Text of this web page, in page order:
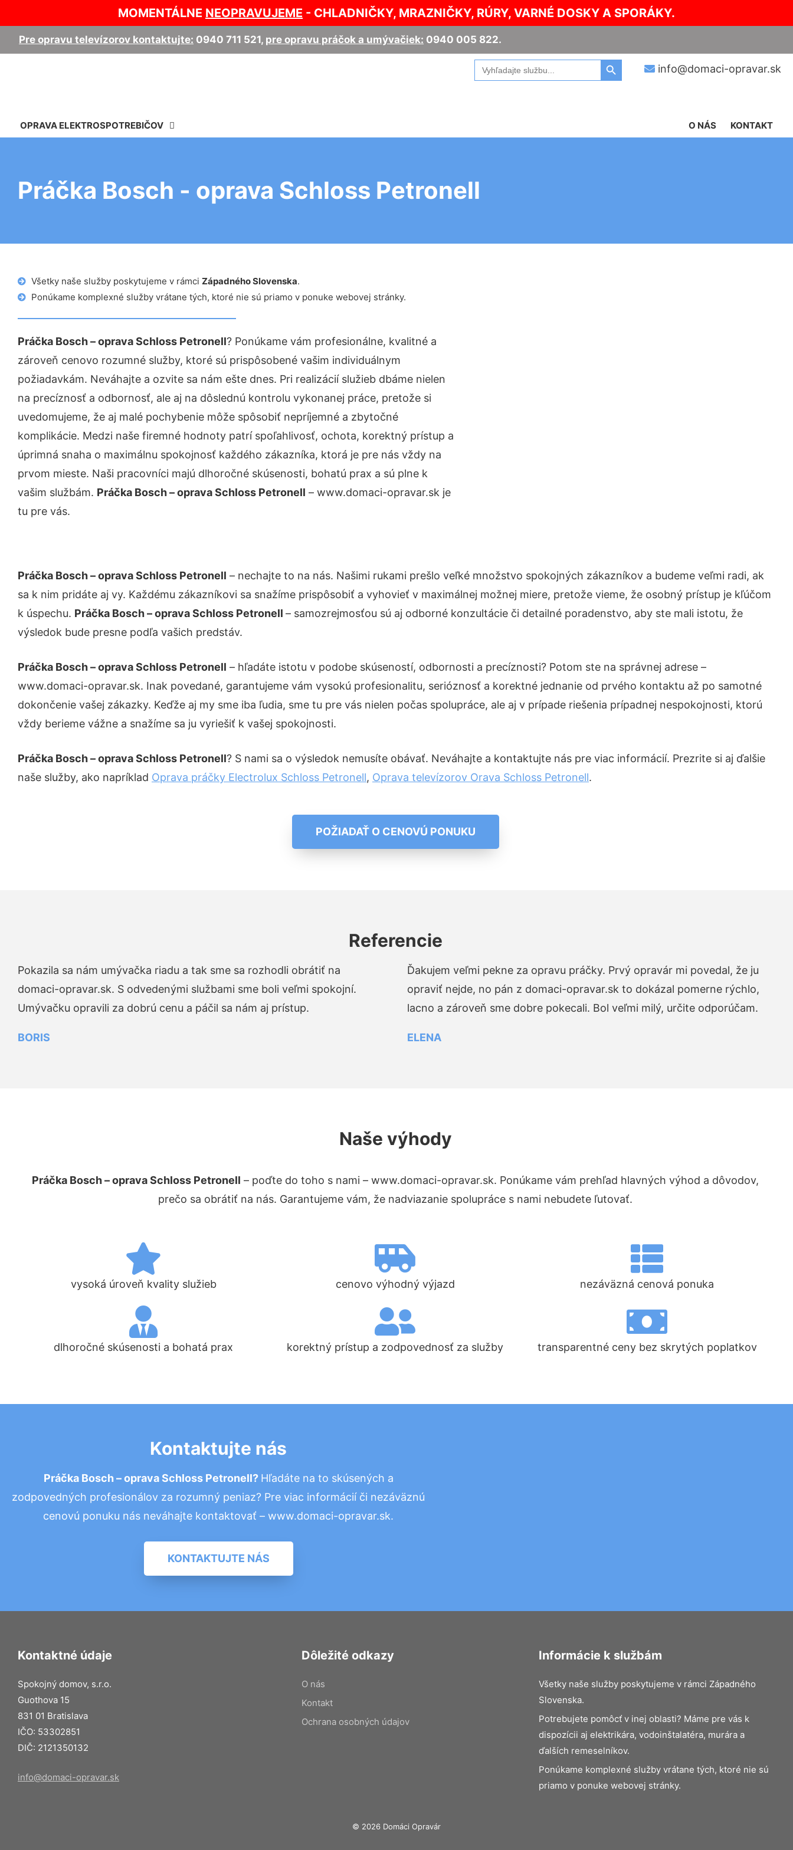
MOMENTÁLNE NEOPRAVUJEME - CHLADNIČKY, MRAZNIČKY, RÚRY, VARNÉ DOSKY A SPORÁKY.
Pre opravu televízorov kontaktujte: 0940 711 521, pre opravu práčok a umývačiek: 0940 005 822.
info@domaci-opravar.sk
Search
for:
Search Button
OPRAVA ELEKTROSPOTREBIČOV KONTAKT
O NÁS
Práčka Bosch - oprava Schloss Petronell
Všetky naše služby poskytujeme v rámci Západného Slovenska.
Ponúkame komplexné služby vrátane tých, ktoré nie sú priamo v ponuke webovej stránky.
Práčka Bosch – oprava Schloss Petronell? Ponúkame vám profesionálne, kvalitné a
zároveň cenovo rozumné služby, ktoré sú prispôsobené vašim individuálnym
požiadavkám. Neváhajte a ozvite sa nám ešte dnes. Pri realizácií služieb dbáme nielen
na precíznosť a odbornosť, ale aj na dôslednú kontrolu vykonanej práce, pretože si
uvedomujeme, že aj malé pochybenie môže spôsobiť nepríjemné a zbytočné
komplikácie. Medzi naše firemné hodnoty patrí spoľahlivosť, ochota, korektný prístup a
úprimná snaha o maximálnu spokojnosť každého zákazníka, ktorá je pre nás vždy na
prvom mieste. Naši pracovníci majú dlhoročné skúsenosti, bohatú prax a sú plne k
vašim službám. Práčka Bosch – oprava Schloss Petronell – www.domaci-opravar.sk je
tu pre vás.
Práčka Bosch – oprava Schloss Petronell – nechajte to na nás. Našimi rukami prešlo veľké množstvo spokojných zákazníkov a budeme veľmi radi, ak
sa k nim pridáte aj vy. Každému zákazníkovi sa snažíme prispôsobiť a vyhovieť v maximálnej možnej miere, pretože vieme, že osobný prístup je kľúčom
k úspechu. Práčka Bosch – oprava Schloss Petronell – samozrejmosťou sú aj odborné konzultácie či detailné poradenstvo, aby ste mali istotu, že
výsledok bude presne podľa vašich predstáv.
Práčka Bosch – oprava Schloss Petronell – hľadáte istotu v podobe skúseností, odbornosti a precíznosti? Potom ste na správnej adrese –
www.domaci-opravar.sk. Inak povedané, garantujeme vám vysokú profesionalitu, serióznosť a korektné jednanie od prvého kontaktu až po samotné
dokončenie vašej zákazky. Keďže aj my sme iba ľudia, sme tu pre vás nielen počas spolupráce, ale aj v prípade riešenia prípadnej nespokojnosti, ktorú
vždy berieme vážne a snažíme sa ju vyriešiť k vašej spokojnosti.
Práčka Bosch – oprava Schloss Petronell? S nami sa o výsledok nemusíte obávať. Neváhajte a kontaktujte nás pre viac informácií. Prezrite si aj ďalšie
naše služby, ako napríklad Oprava práčky Electrolux Schloss Petronell, Oprava televízorov Orava Schloss Petronell.
POŽIADAŤ O CENOVÚ PONUKU
Referencie
Pokazila sa nám umývačka riadu a tak sme sa rozhodli obrátiť na
domaci-opravar.sk. S odvedenými službami sme boli veľmi spokojní.
Umývačku opravili za dobrú cenu a páčil sa nám aj prístup.
BORIS
Ďakujem veľmi pekne za opravu práčky. Prvý opravár mi povedal, že ju
opraviť nejde, no pán z domaci-opravar.sk to dokázal pomerne rýchlo,
lacno a zároveň sme dobre pokecali. Bol veľmi milý, určite odporúčam.
ELENA
Naše výhody
Práčka Bosch – oprava Schloss Petronell – poďte do toho s nami – www.domaci-opravar.sk. Ponúkame vám prehľad hlavných výhod a dôvodov,
prečo sa obrátiť na nás. Garantujeme vám, že nadviazanie spolupráce s nami nebudete ľutovať.
vysoká úroveň kvality služieb cenovo výhodný výjazd nezáväzná cenová ponuka
dlhoročné skúsenosti a bohatá prax korektný prístup a zodpovednosť za služby transparentné ceny bez skrytých poplatkov
Kontaktujte nás
Práčka Bosch – oprava Schloss Petronell? Hľadáte na to skúsených a
zodpovedných profesionálov za rozumný peniaz? Pre viac informácií či nezáväznú
cenovú ponuku nás neváhajte kontaktovať – www.domaci-opravar.sk.
KONTAKTUJTE NÁS
Kontaktné údaje
Spokojný domov, s.r.o.
Guothova 15
831 01 Bratislava
IČO: 53302851
DIČ: 2121350132
info@domaci-opravar.sk
Dôležité odkazy
O nás
Kontakt
Ochrana osobných údajov
Informácie k službám
Všetky naše služby poskytujeme v rámci Západného
Slovenska.
Potrebujete pomôcť v inej oblasti? Máme pre vás k
dispozícii aj elektrikára, vodoinštalatéra, murára a
ďalších remeselníkov.
Ponúkame komplexné služby vrátane tých, ktoré nie sú
priamo v ponuke webovej stránky.
© 2026 Domáci Opravár